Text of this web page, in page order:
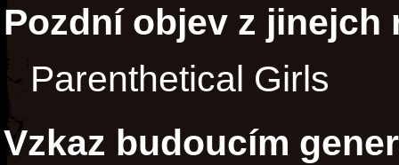
Pozdní objev z jinejch
Parenthetical Girls
Vzkaz budoucím